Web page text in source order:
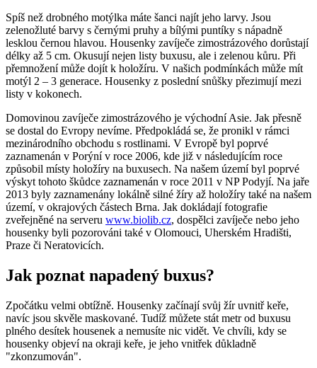
Spíš než drobného motýlka máte šanci najít jeho larvy. Jsou
zelenožluté barvy s černými pruhy a bílými puntíky s nápadně
lesklou černou hlavou. Housenky zavíječe zimostrázového dorůstají
délky až 5 cm. Okusují nejen listy buxusu, ale i zelenou kůru. Při
přemnožení může dojít k holožíru. V našich podmínkách může mít
motýl 2 – 3 generace. Housenky z poslední snůšky přezimují mezi
listy v kokonech.
Domovinou zavíječe zimostrázového je východní Asie. Jak přesně
se dostal do Evropy nevíme. Předpokládá se, že pronikl v rámci
mezinárodního obchodu s rostlinami. V Evropě byl poprvé
zaznamenán v Porýní v roce 2006, kde již v následujícím roce
způsobil místy holožíry na buxusech. Na našem území byl poprvé
výskyt tohoto škůdce zaznamenán v roce 2011 v NP Podyjí. Na jaře
2013 byly zaznamenány lokálně silné žíry až holožíry také na našem
území, v okrajových částech Brna. Jak dokládají fotografie
zveřejněné na serveru www.biolib.cz, dospělci zavíječe nebo jeho
housenky byli pozorováni také v Olomouci, Uherském Hradišti,
Praze či Neratovicích.
Jak poznat napadený buxus?
Zpočátku velmi obtížně. Housenky začínají svůj žír uvnitř keře,
navíc jsou skvěle maskované. Tudíž můžete stát metr od buxusu
plného desítek housenek a nemusíte nic vidět. Ve chvíli, kdy se
housenky objeví na okraji keře, je jeho vnitřek důkladně
"zkonzumován".